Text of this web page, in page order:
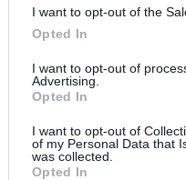
I want to opt-out of the
Opted In
I want to opt-out of
Advertising.
Opted In
I want to opt-out of
of my Personal Data that
was collected.
Opted In